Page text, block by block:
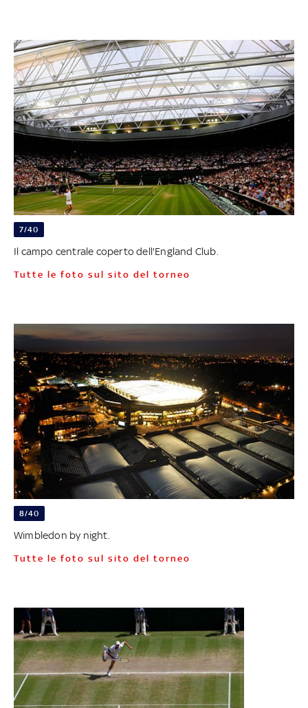
7/40
Il campo centrale coperto dell'England Club.
Tutte le foto sul sito del torneo
8/40
Wimbledon by night.
Tutte le foto sul sito del torneo